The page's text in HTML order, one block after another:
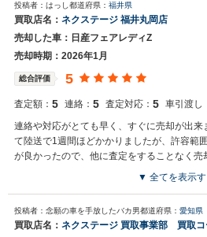
投稿者：はっし 都道府県： 福井県
買取店名： ネクステージ 福井丸岡店
売却した車：日産フェアレディZ
売却時期：2026年1月
総合評価 5
査定額： 5 連絡： 5 査定対応： 5 車引渡し
連絡や対応がとても早く、すぐに売却が出
て陸送で1週間ほどかかりましたが、許容範
が良かったので、他に査定をすることなく
ただいたと思います。 またお願いしたいと思
買取店からの返信
お世話になっております。 株式会社ネク
度はネクステージをご利用いただきまし
▼ 全てを表示す
投稿者：念願の車を手放したバカ男都道府県： 愛知県
買取店名： ネクステージ 買取事業部 買取コ